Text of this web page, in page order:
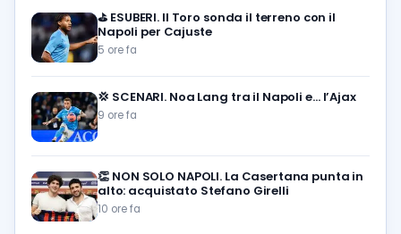
⛳ ESUBERI. Il Toro sonda il terreno con il
Napoli per Cajuste
5 ore fa
💢 SCENARI. Noa Lang tra il Napoli e… l’Ajax
9 ore fa
👏 NON SOLO NAPOLI. La Casertana punta in
alto: acquistato Stefano Girelli
10 ore fa